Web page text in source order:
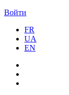
Войти
FR
UA
EN